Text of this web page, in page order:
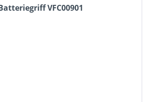
VFC00901